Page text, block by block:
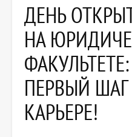
ДЕНЬ
НА
ПЕРВЫЙ
КАРЬЕРЕ!